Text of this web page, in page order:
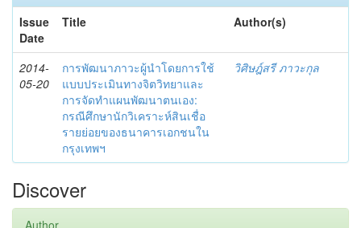
Issue
Date
Title Author(s)
2014-
05-20
การพัฒนาภาวะผู้นำโดยการใช้
แบบประเมินทางจิตวิทยาและ
การจัดทำแผนพัฒนาตนเอง:
กรณีศึกษานักวิเคราะห์สินเชื่อ
รายย่อยของธนาคารเอกชนใน
กรุงเทพฯ
วิศิษฎ์สรี ภาวะกุล
Discover
Author